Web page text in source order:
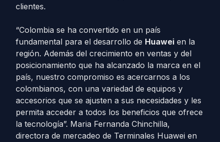
clientes.
“Colombia se ha convertido en un país
fundamental para el desarrollo de Huawei en la
región. Además del crecimiento en ventas y del
posicionamiento que ha alcanzado la marca en el
país, nuestro compromiso es acercarnos a los
colombianos, con una variedad de equipos y
accesorios que se ajusten a sus necesidades y les
permita acceder a todos los beneficios que ofrece
la tecnología”. Maria Fernanda Chinchilla,
directora de mercadeo de Terminales Huawei en